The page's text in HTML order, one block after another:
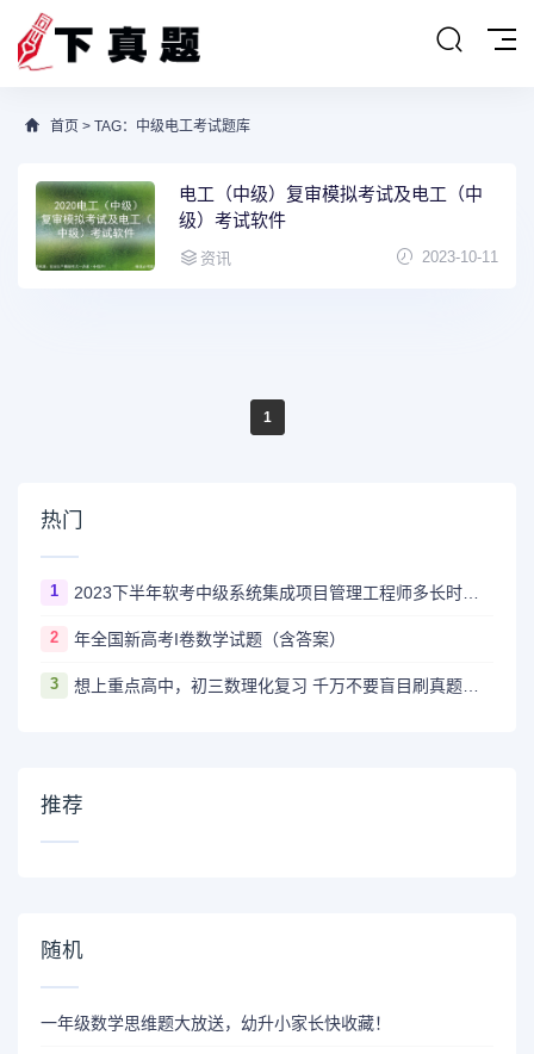
首页 > TAG：中级电工考试题库
电工（中级）复审模拟考试及电工（中
级）考试软件
资讯 2023-10-11
1
热门
1 2023下半年软考中级系统集成项目管理工程师多长时间出成绩
2 年全国新高考I卷数学试题（含答案）
3 想上重点高中，初三数理化复习 千万不要盲目刷真题卷和模拟卷！
推荐
随机
一年级数学思维题大放送，幼升小家长快收藏！